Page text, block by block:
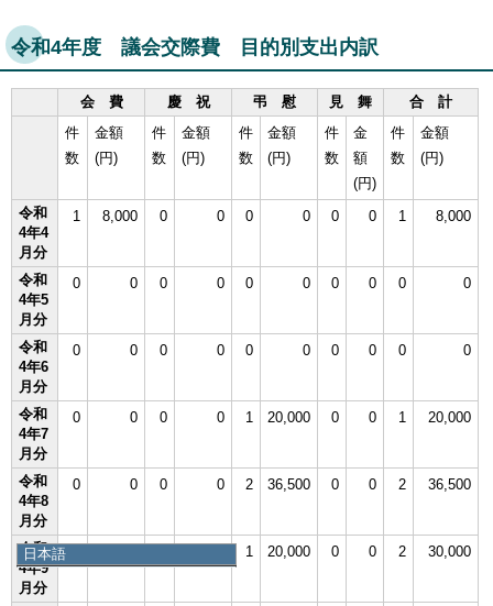
日本語
日本語
English
令和4年度 議会交際費 目的別支出内訳
会 費 慶 祝 弔 慰 見 舞
合 計
件
数
金額
(円)
件
数
金額
(円)
件
数
金額
(円)
件
数
金
額
(円)
件
数
金額
(円)
令和
4年4
月分
1 8,000 0 0 0 0 0 0 1 8,000
令和
4年5
月分
0 0 0 0 0 0 0 0 0 0
令和
4年6
月分
0 0 0 0 0 0 0 0 0 0
令和
4年7
月分
0 0 0 0 1 20,000 0 0 1 20,000
令和
4年8
月分
0 0 0 0 2 36,500 0 0 2 36,500
令和
4年9
月分
1 20,000 0 0 2 30,000